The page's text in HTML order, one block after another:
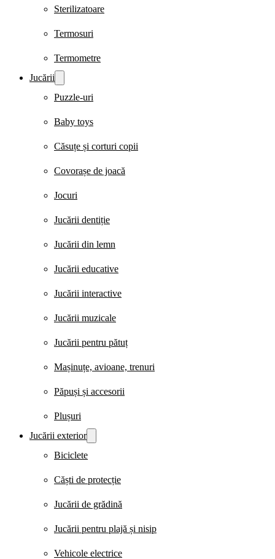
Sterilizatoare
Termosuri
Termometre
Jucării
Puzzle-uri
Baby toys
Căsuțe și corturi copii
Covorașe de joacă
Jocuri
Jucării dentiție
Jucării din lemn
Jucării educative
Jucării interactive
Jucării muzicale
Jucării pentru pătuț
Mașinuțe, avioane, trenuri
Păpuși și accesorii
Plușuri
Jucării exterior
Biciclete
Căști de protecție
Jucării de grădină
Jucării pentru plajă și nisip
Vehicole electrice